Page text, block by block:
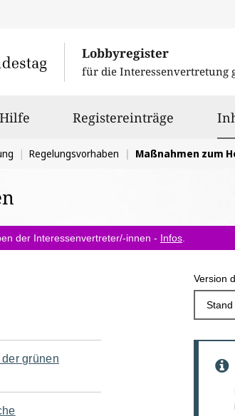
Lobbyregister
für die Interessenvertretung
Registereinträge
Regelungsvorhaben Maßnahmen zum Hochlauf
der Interessenvertreter/-innen - Infos
Version
grünen